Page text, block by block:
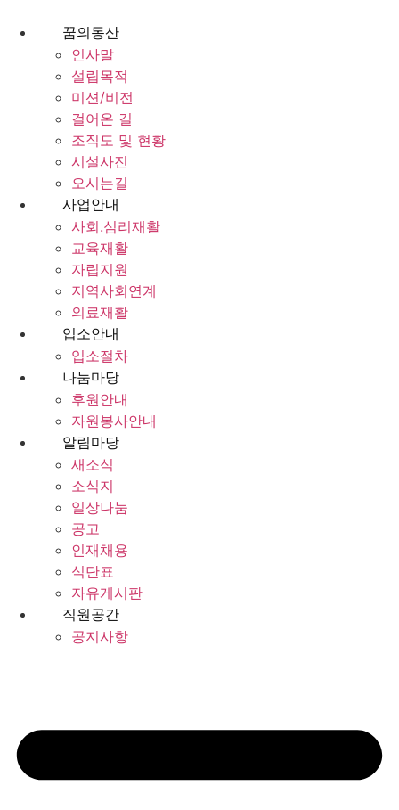
꿈의동산
인사말
설립목적
미션/비전
걸어온 길
조직도 및 현황
시설사진
오시는길
사업안내
사회.심리재활
교육재활
자립지원
지역사회연계
의료재활
입소안내
입소절차
나눔마당
후원안내
자원봉사안내
알림마당
새소식
소식지
일상나눔
공고
인재채용
식단표
자유게시판
직원공간
공지사항